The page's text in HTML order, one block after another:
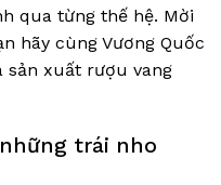
qua từng thế hệ. Mời
hãy cùng Vương Quốc
sản xuất rượu vang
trái nho